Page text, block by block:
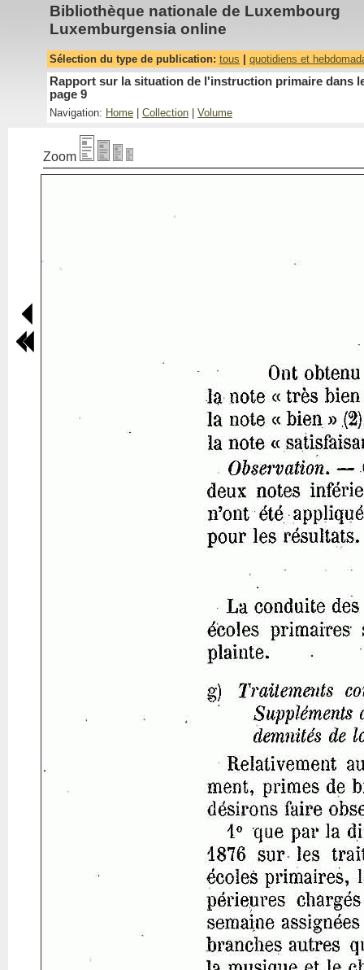
Bibliothèque nationale de Luxembourg
Luxemburgensia online
Sélection du type de publication: tous quotidiens et
Rapport sur la situation de l'instruction primaire dans
page 9
Navigation: Home Collection Volume
Zoom